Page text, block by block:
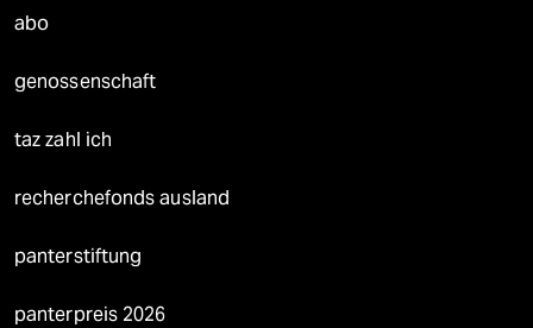
abo
genossenschaft
taz zahl ich
recherchefonds ausland
panterstiftung
panterpreis 2026